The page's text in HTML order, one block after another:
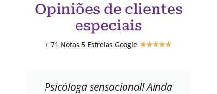
Opiniões de clientes
especiais
+ 71 Notas 5 Estrelas Google ★★★★★
Psicóloga sensacional! Ainda